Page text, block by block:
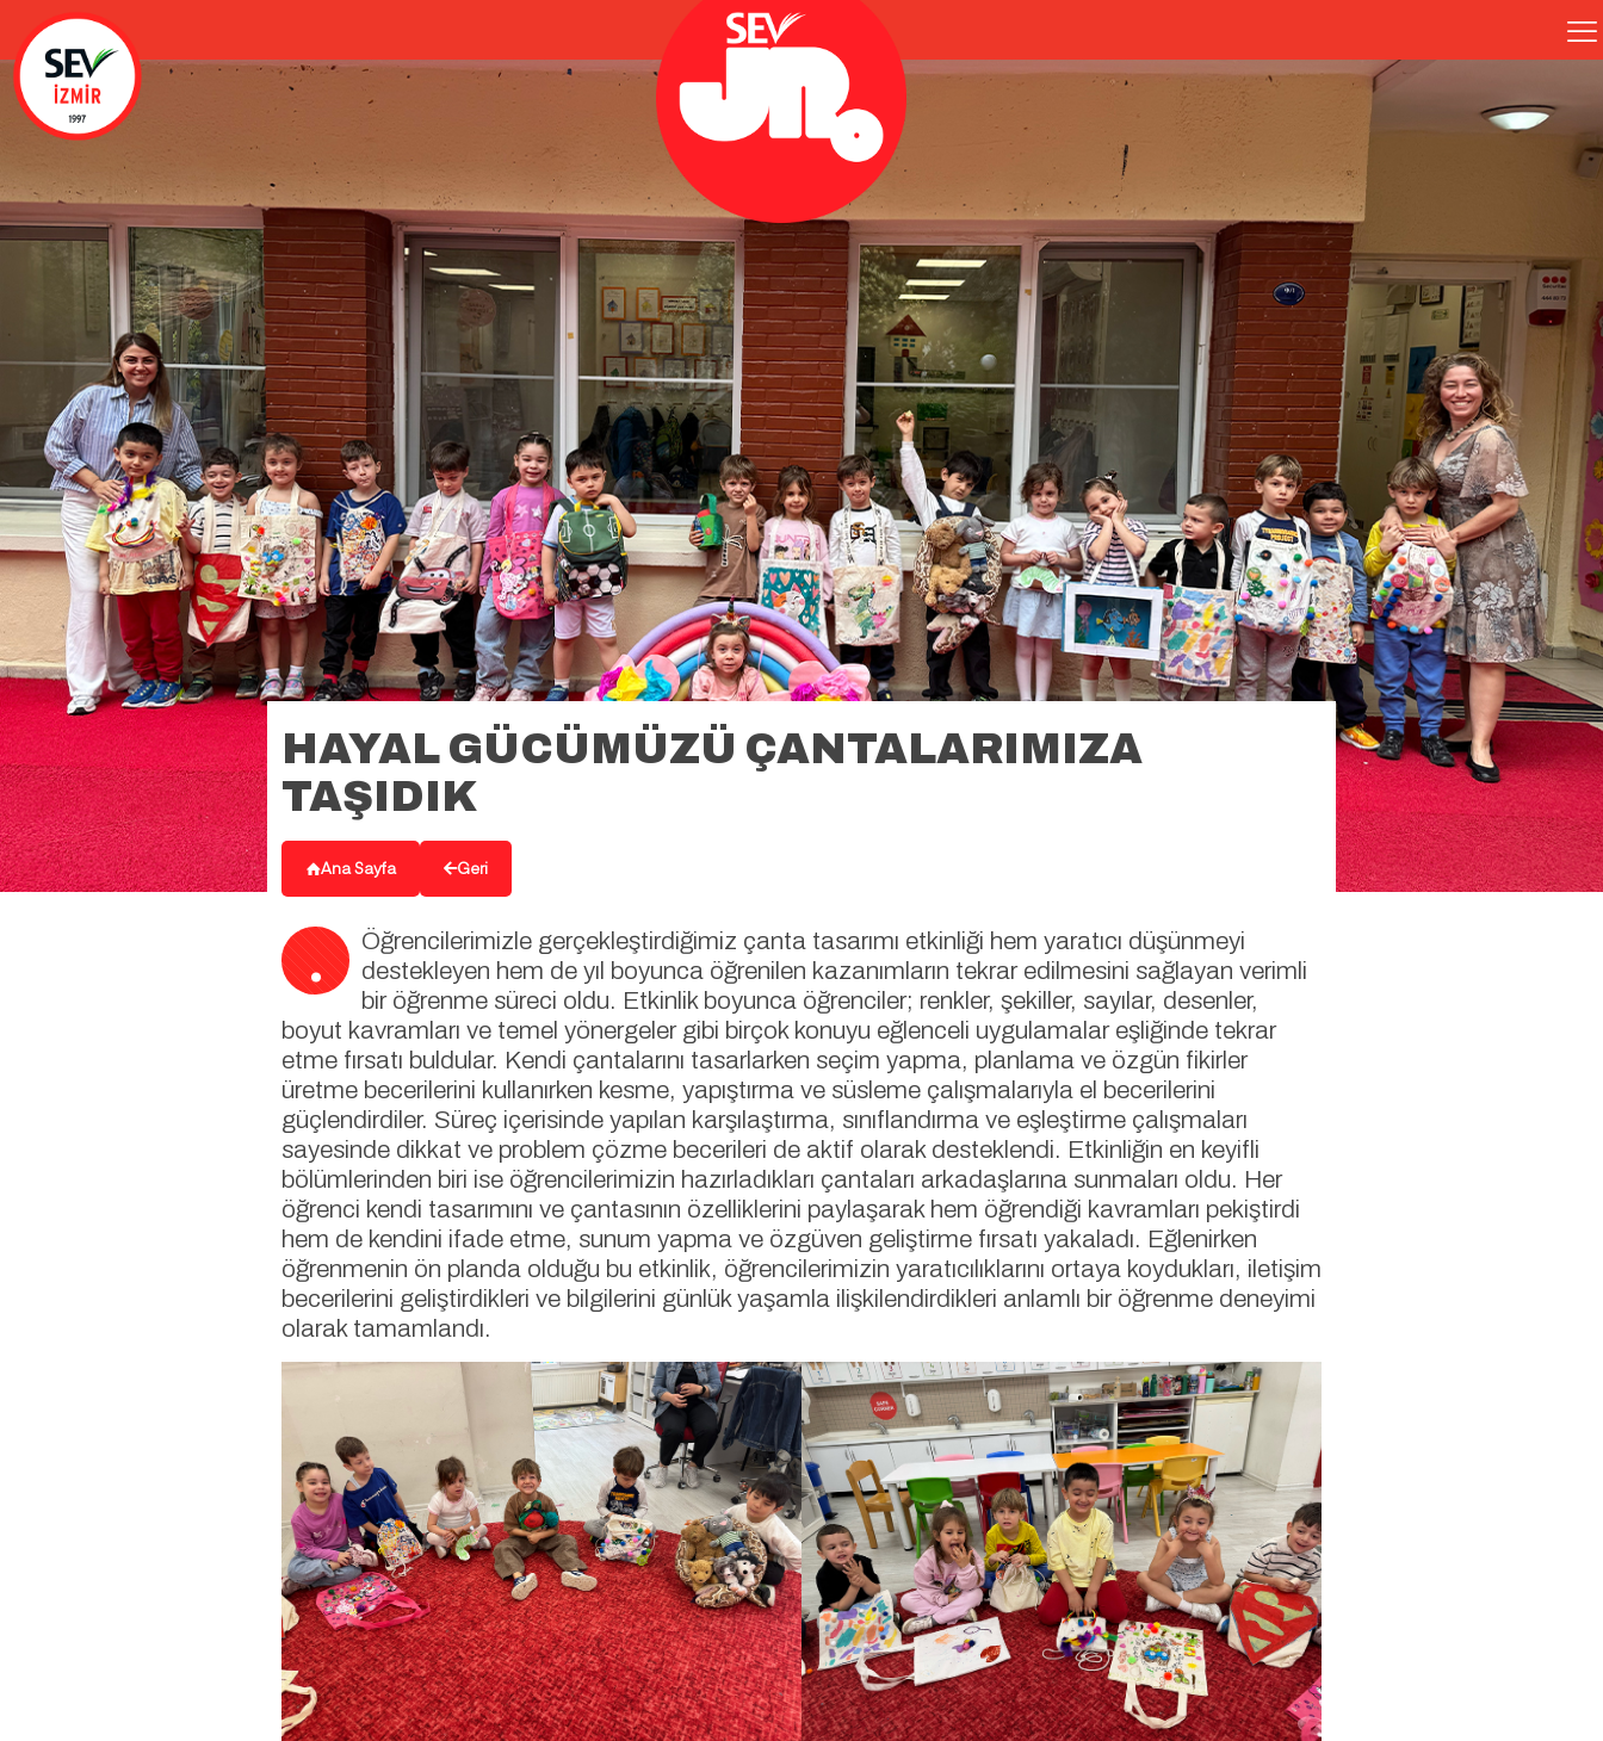
HAYAL GÜCÜMÜZÜ ÇANTALARIMIZA
TAŞIDIK
Ana Sayfa Geri
.
Öğrencilerimizle gerçekleştirdiğimiz çanta tasarımı etkinliği hem yaratıcı düşünmeyi
destekleyen hem de yıl boyunca öğrenilen kazanımların tekrar edilmesini sağlayan verimli
bir öğrenme süreci oldu. Etkinlik boyunca öğrenciler; renkler, şekiller, sayılar, desenler,
boyut kavramları ve temel yönergeler gibi birçok konuyu eğlenceli uygulamalar eşliğinde tekrar
etme fırsatı buldular. Kendi çantalarını tasarlarken seçim yapma, planlama ve özgün fikirler
üretme becerilerini kullanırken kesme, yapıştırma ve süsleme çalışmalarıyla el becerilerini
güçlendirdiler. Süreç içerisinde yapılan karşılaştırma, sınıflandırma ve eşleştirme çalışmaları
sayesinde dikkat ve problem çözme becerileri de aktif olarak desteklendi. Etkinliğin en keyifli
bölümlerinden biri ise öğrencilerimizin hazırladıkları çantaları arkadaşlarına sunmaları oldu. Her
öğrenci kendi tasarımını ve çantasının özelliklerini paylaşarak hem öğrendiği kavramları pekiştirdi
hem de kendini ifade etme, sunum yapma ve özgüven geliştirme fırsatı yakaladı. Eğlenirken
öğrenmenin ön planda olduğu bu etkinlik, öğrencilerimizin yaratıcılıklarını ortaya koydukları, iletişim
becerilerini geliştirdikleri ve bilgilerini günlük yaşamla ilişkilendirdikleri anlamlı bir öğrenme deneyimi
olarak tamamlandı.